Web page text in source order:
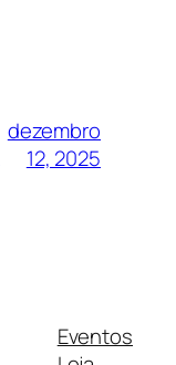
dezembro
12, 2025
Eventos